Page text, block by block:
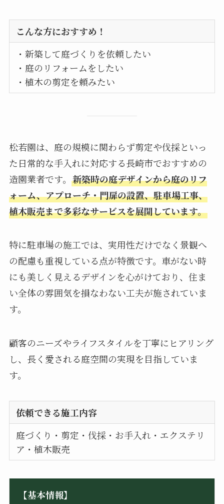
こんな方におすすめ！
・新築して庭づくりを依頼したい
・庭のリフォームをしたい
・植木の剪定を頼みたい
松若園は、庭の規模に関わらず剪定や伐採といっ
た日常的な手入れに対応する長崎市でおすすめの
造園業者です。 新築時の庭デザインから庭のリフ
ォーム、アプローチ・門扉の設置、駐車場工事、
植木販売まで多彩なサービスを展開しています。
特に駐車場の施工では、実用性だけでなく景観へ
の配慮も重視している点が特徴です。車がない時
にも美しく見えるデザインを心がけており、住ま
い全体の雰囲気を損なわない工夫が施されていま
す。
顧客のニーズやライフスタイルを丁寧にヒアリング
し、長く愛される庭空間の実現を目指していま
す。
依頼できる施工内容
庭づくり・剪定・伐採・お手入れ・エクステリ
ア・植木販売
【基本情報】